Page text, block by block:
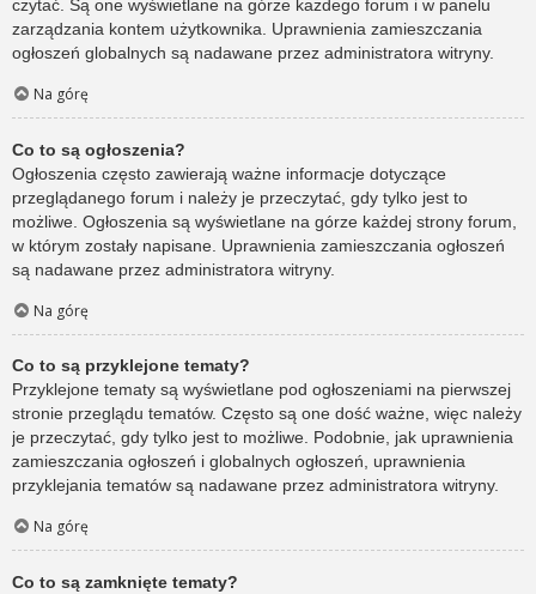
czytać. Są one wyświetlane na górze każdego forum i w panelu
zarządzania kontem użytkownika. Uprawnienia zamieszczania
ogłoszeń globalnych są nadawane przez administratora witryny.
Na górę
Co to są ogłoszenia?
Ogłoszenia często zawierają ważne informacje dotyczące
przeglądanego forum i należy je przeczytać, gdy tylko jest to
możliwe. Ogłoszenia są wyświetlane na górze każdej strony forum,
w którym zostały napisane. Uprawnienia zamieszczania ogłoszeń
są nadawane przez administratora witryny.
Na górę
Co to są przyklejone tematy?
Przyklejone tematy są wyświetlane pod ogłoszeniami na pierwszej
stronie przeglądu tematów. Często są one dość ważne, więc należy
je przeczytać, gdy tylko jest to możliwe. Podobnie, jak uprawnienia
zamieszczania ogłoszeń i globalnych ogłoszeń, uprawnienia
przyklejania tematów są nadawane przez administratora witryny.
Na górę
Co to są zamknięte tematy?